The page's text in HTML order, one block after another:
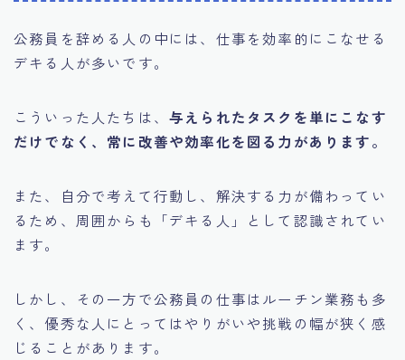
公務員を辞める人の中には、仕事を効率的にこなせる
デキる人が多いです。
こういった人たちは、 与えられたタスクを単にこなす
だけでなく、常に改善や効率化を図る力があります。
また、自分で考えて行動し、解決する力が備わってい
るため、周囲からも「デキる人」として認識されてい
ます。
しかし、その一方で公務員の仕事はルーチン業務も多
く、優秀な人にとってはやりがいや挑戦の幅が狭く感
じることがあります。